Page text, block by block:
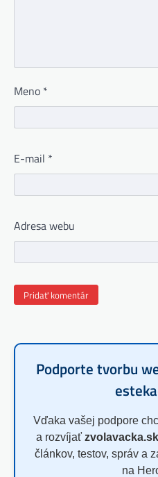
Meno *
E-mail *
Adresa webu
Podporte tvorbu
Vďaka vašej podpore
a rozvíjať zvolavacka.sk
článkov, testov, správ a
na